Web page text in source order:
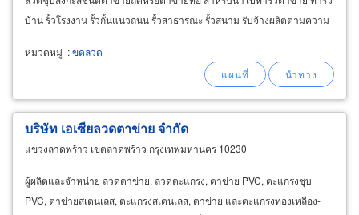
บ้าน รั้วโรงงาน รั้วกั้นแนวถนน รั้วสาธารณะ รั้วสนาม รับจ้างผลิตตามความ
หมวดหมู่ :ขดลวด
บริษัท เอเซียลวดตาข่าย จำกัด
แขวงลาดพร้าว เขตลาดพร้าว กรุงเทพมหานคร 10230
ผู้ผลิตและจำหน่าย ลวดตาข่าย, ลวดตะแกรง, ตาข่าย PVC, ตะแกรงชุบ
PVC, ตาข่ายสเตนเลส, ตะแกรงสเตนเลส, ตาข่าย และตะแกรงทองเหลือง-